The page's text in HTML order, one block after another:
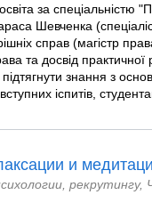
за спеціальністю
Шевченка
справ (магістр
та досвід
знання з
іспитів,
и
рекрутингу,